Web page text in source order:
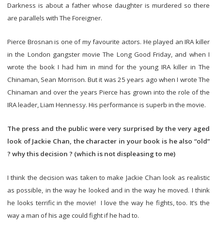
Darkness is about a father whose daughter is murdered so there
are parallels with The Foreigner.
Pierce Brosnan is one of my favourite actors. He played an IRA killer
in the London gangster movie The Long Good Friday, and when I
wrote the book I had him in mind for the young IRA killer in The
Chinaman, Sean Morrison. But it was 25 years ago when I wrote The
Chinaman and over the years Pierce has grown into the role of the
IRA leader, Liam Hennessy. His performance is superb in the movie.
The press and the public were very surprised by the very aged
look of Jackie Chan, the character in your book is he also “old”
? why this decision ? (which is not displeasing to me)
I think the decision was taken to make Jackie Chan look as realistic
as possible, in the way he looked and in the way he moved. I think
he looks terrific in the movie! I love the way he fights, too. It’s the
way a man of his age could fight if he had to.